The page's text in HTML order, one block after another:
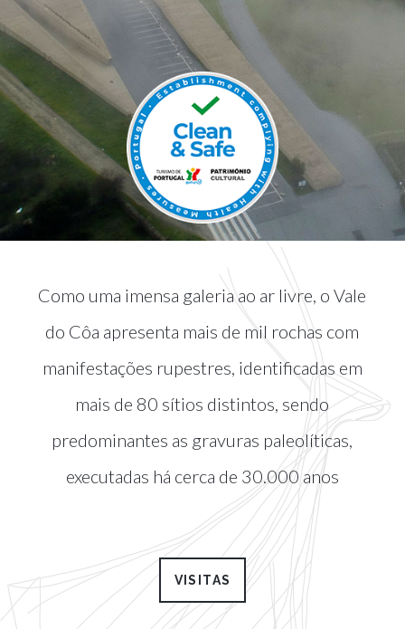
Como uma imensa galeria ao ar livre, o Vale
do Côa apresenta mais de mil rochas com
manifestações rupestres, identificadas em
mais de 80 sítios distintos, sendo
predominantes as gravuras paleolíticas,
executadas há cerca de 30.000 anos
VISITAS